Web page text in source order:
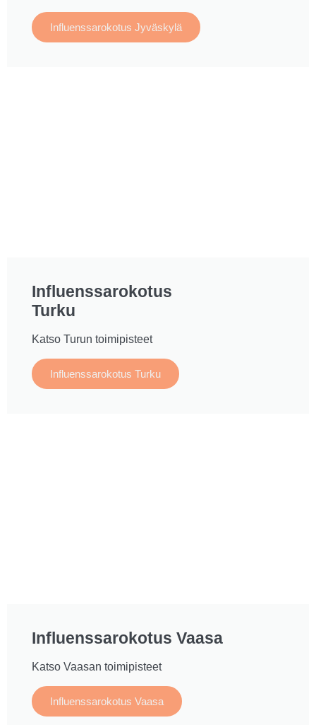
Influenssarokotus Jyväskylä
Influenssarokotus
Turku
Katso Turun toimipisteet
Influenssarokotus Turku
Influenssarokotus Vaasa
Katso Vaasan toimipisteet
Influenssarokotus Vaasa